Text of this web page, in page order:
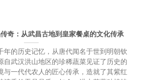
奇：从武昌古地到皇家餐桌的文化传承
年的历史记忆，从唐代闻名于世到明朝钦
自武汉洪山地区的珍稀蔬菜见证了历史的
与一代代农人的匠心传承，造就了其紫红